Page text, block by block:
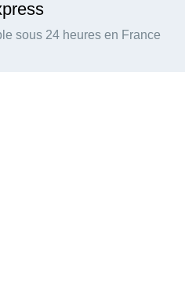
sous 24 heures en France